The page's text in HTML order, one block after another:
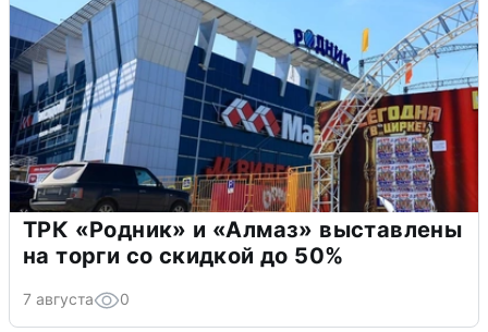
ТРК «Родник» и «Алмаз» выставлены
на торги со скидкой до 50%
7 августа 0